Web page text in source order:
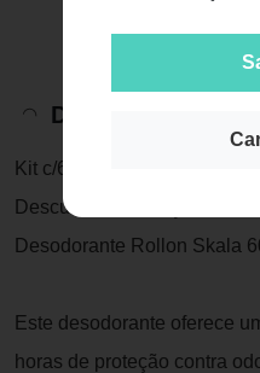
Descrição do
Kit c/6 Unidades de
Descubra a sensação de
Desodorante Rollon Skala
Este desodorante oferece
horas de proteção contra